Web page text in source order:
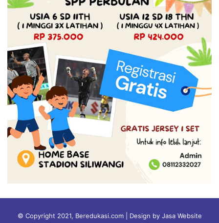
© Copyright 2021, Beredukasi.com | Design by Jasa Website